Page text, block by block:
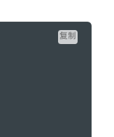
复制